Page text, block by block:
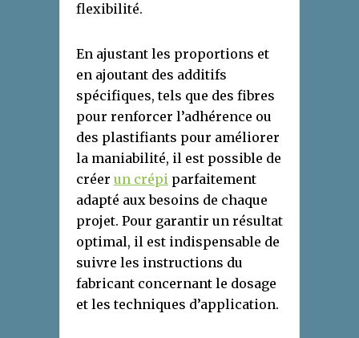
flexibilité.
En ajustant les proportions et
en ajoutant des additifs
spécifiques, tels que des fibres
pour renforcer l’adhérence ou
des plastifiants pour améliorer
la maniabilité, il est possible de
créer un crépi parfaitement
adapté aux besoins de chaque
projet. Pour garantir un résultat
optimal, il est indispensable de
suivre les instructions du
fabricant concernant le dosage
et les techniques d’application.